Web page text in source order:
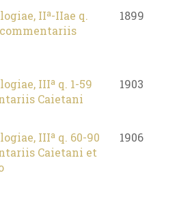
IIª-IIae q.
commentariis
1899
IIIª q. 1-59
Caietani
1903
IIIª q. 60-90
Caietani et
1906